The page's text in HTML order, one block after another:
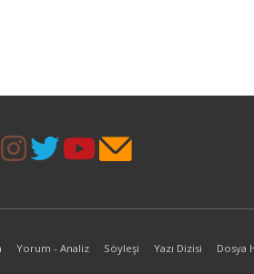
Yorum - Analiz Söyleşi Yazı Dizisi Dosya